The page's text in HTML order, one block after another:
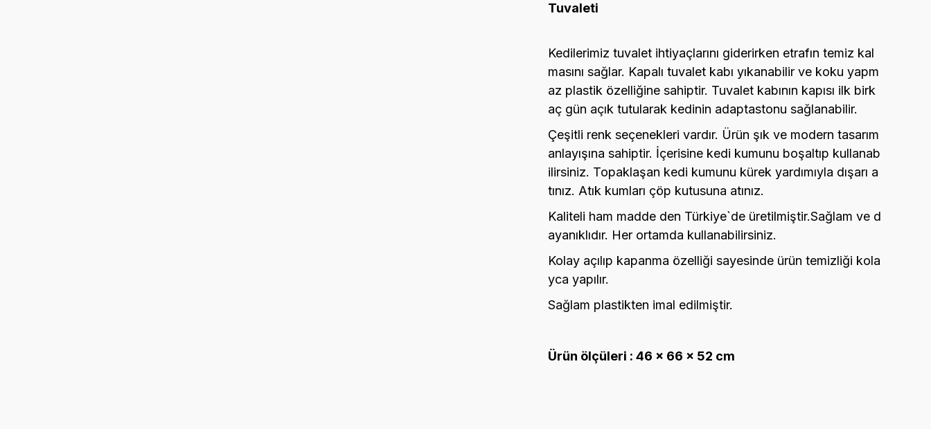
Tuvaleti
Kedilerimiz tuvalet ihtiyaçlarını giderirken etrafın temiz kal
masını sağlar. Kapalı tuvalet kabı yıkanabilir ve koku yapm
az plastik özelliğine sahiptir. Tuvalet kabının kapısı ilk birk
aç gün açık tutularak kedinin adaptastonu sağlanabilir.
Çeşitli renk seçenekleri vardır. Ürün şık ve modern tasarım
anlayışına sahiptir. İçerisine kedi kumunu boşaltıp kullanab
ilirsiniz. Topaklaşan kedi kumunu kürek yardımıyla dışarı a
tınız. Atık kumları çöp kutusuna atınız.
Kaliteli ham madde den Türkiye`de üretilmiştir.Sağlam ve d
ayanıklıdır. Her ortamda kullanabilirsiniz.
Kolay açılıp kapanma özelliği sayesinde ürün temizliği kola
yca yapılır.
Sağlam plastikten imal edilmiştir.
Ürün ölçüleri : 46 x 66 x 52 cm